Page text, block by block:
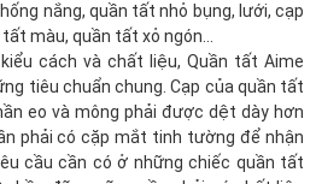
nắng, quần tất nhỏ bụng, lưới, cạp
màu, quần tất xỏ ngón…
cách và chất liệu, Quần tất Aime
tiêu chuẩn chung. Cạp của quần tất
eo và mông phải được dệt dày hơn
phải có cặp mắt tinh tường để nhận
cầu cần có ở những chiếc quần tất